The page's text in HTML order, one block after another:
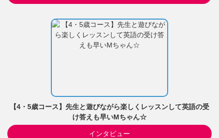
【4・5歳コース】先生と遊びながら楽しくレッスンして英語の受
け答えも早いMちゃん☆
インタビュー